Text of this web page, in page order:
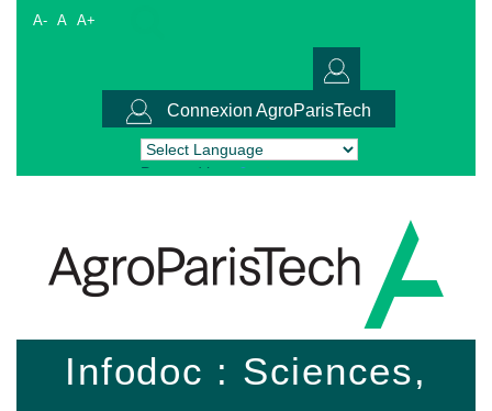
A- A A+
Connexion AgroParisTech
Powered by Translate
Infodoc : Sciences,